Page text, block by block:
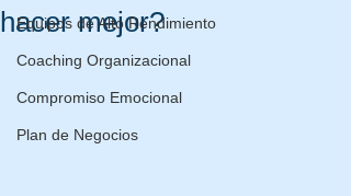
Equipos de Alto Rendimiento
Coaching Organizacional
Compromiso Emocional
Plan de Negocios
hacer mejor?